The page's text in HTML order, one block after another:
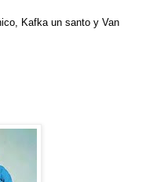
Kafka un santo y Van